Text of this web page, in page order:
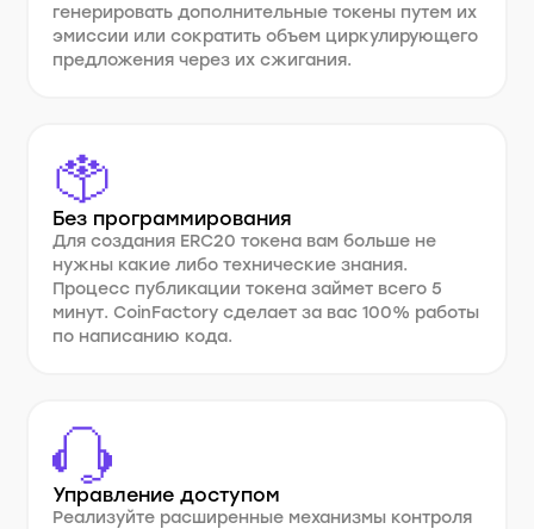
генерировать дополнительные токены путем их
эмиссии или сократить объем циркулирующего
предложения через их сжигания.
Без программирования
Для создания ERC20 токена вам больше не
нужны какие либо технические знания.
Процесс публикации токена займет всего 5
минут. CoinFactory сделает за вас 100% работы
по написанию кода.
Управление доступом
Реализуйте расширенные механизмы контроля